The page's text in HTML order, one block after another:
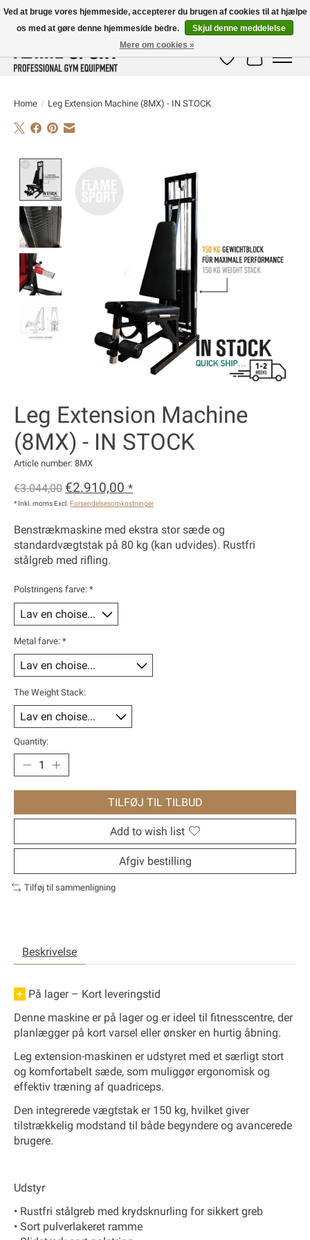
E-MAIL:info@flame-sport.deTEL.: +49 1525 9705 011
Ønskeseddel
Home / Leg Extension Machine (8MX) - IN STOCK
Product image slideshow Items
Leg Extension Machine
(8MX) - IN STOCK
Article number: 8MX
€3.044,00 €2.910,00 *
* Inkl. moms Excl. Forsendelsesomkostninger
Benstrækmaskine med ekstra stor sæde og
standardvægtstak på 80 kg (kan udvides). Rustfri
stålgreb med rifling.
Polstringens farve: *
Metal farve: *
The Weight Stack:
Quantity:
TILFØJ TIL TILBUD
Add to wish list
Afgiv bestilling
Tilføj til sammenligning
Beskrivelse
+ På lager – Kort leveringstid
Denne maskine er på lager og er ideel til fitnesscentre, der
planlægger på kort varsel eller ønsker en hurtig åbning.
Leg extension-maskinen er udstyret med et særligt stort
og komfortabelt sæde, som muliggør ergonomisk og
effektiv træning af quadriceps.
Den integrerede vægtstak er 150 kg, hvilket giver
tilstrækkelig modstand til både begyndere og avancerede
brugere.
Udstyr
• Rustfri stålgreb med krydsknurling for sikkert greb
• Sort pulverlakeret ramme
Ved at bruge vores hjemmeside, accepterer du brugen af ​​cookies til at hjælpe
os med at gøre denne hjemmeside bedre.
Skjul denne meddelelse
Mere om cookies »